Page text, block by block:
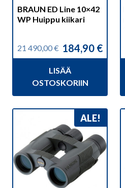
BRAUN ED Line 10×42
WP Huippu kiikari
21 490,00€
Alkuperäinen
490,00 €.
184,90 €
Nykyinen
184,90 €.
LISÄÄ
OSTOSKORIIN
ALE!